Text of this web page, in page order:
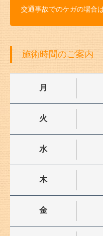
交通事故でのケガの場合
施術時間のご案内
月
火
水
木
金